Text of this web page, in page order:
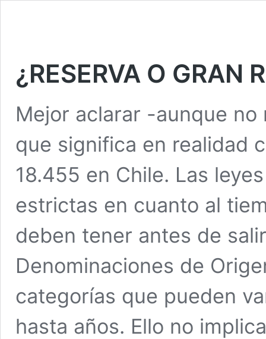
¿RESERVA O GRAN
Mejor aclarar -aunque
que significa en realidad
18.455 en Chile. Las
estrictas en cuanto al
deben tener antes de
Denominaciones de
categorías que pueden
hasta años. Ello no